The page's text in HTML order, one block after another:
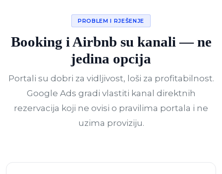
PROBLEM I RJEŠENJE
Booking i Airbnb su kanali — ne
jedina opcija
Portali su dobri za vidljivost, loši za profitabilnost.
Google Ads gradi vlastiti kanal direktnih
rezervacija koji ne ovisi o pravilima portala i ne
uzima proviziju.